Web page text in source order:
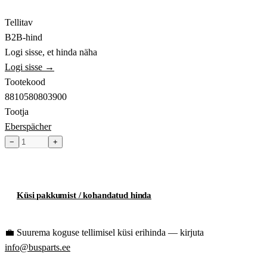
Tellitav
B2B-hind
Logi sisse, et hinda näha
Logi sisse →
Tootekood
8810580803900
Tootja
Eberspächer
− +
Küsi pakkumist / kohandatud hinda
💼 Suurema koguse tellimisel küsi erihinda — kirjuta
info@busparts.ee